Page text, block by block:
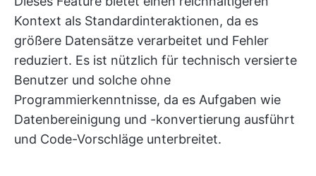
Kontext als Standardinteraktionen, da es
größere Datensätze verarbeitet und Fehler
reduziert. Es ist nützlich für technisch versierte
Benutzer und solche ohne
Programmierkenntnisse, da es Aufgaben wie
Datenbereinigung und -konvertierung ausführt
und Code-Vorschläge unterbreitet.